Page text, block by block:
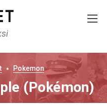
Pokemon
(Pokémon)